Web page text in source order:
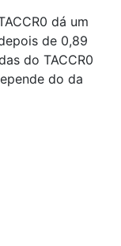
dá um
de 0,89
do TACCR0
do da